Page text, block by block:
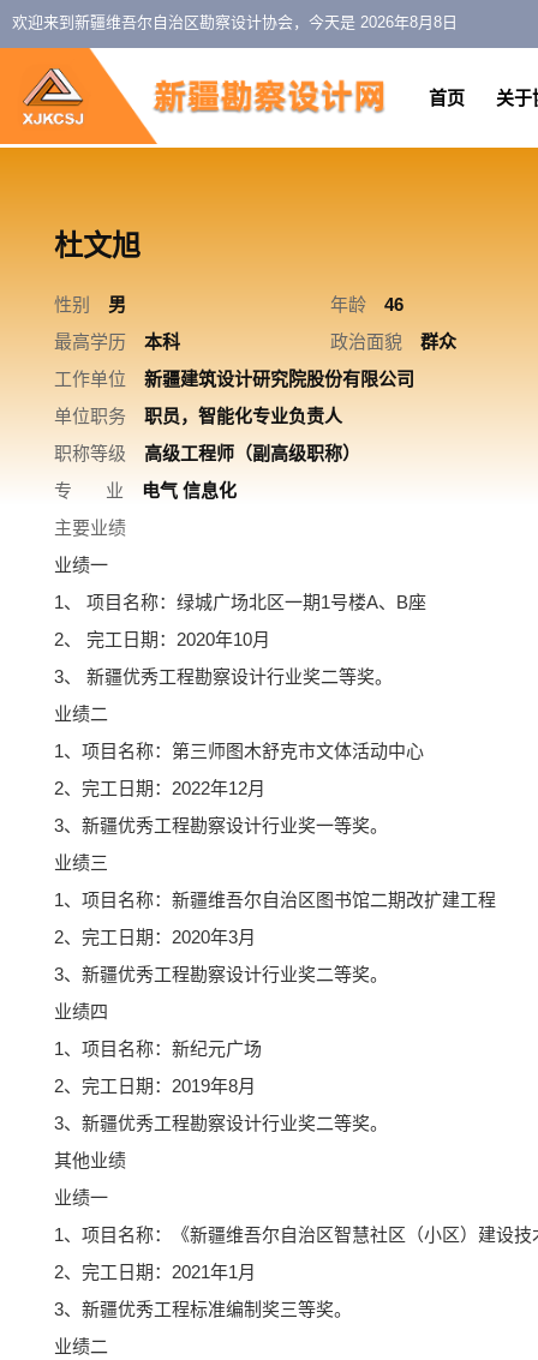
欢迎来到新疆维吾尔自治区勘察设计协会，今天是 2026年8月8日
首页 关于
杜文旭
性别 男 年龄
46
最高学历
本科 政治面貌
群众
工作单位
新疆建筑设计研究院股份有限公司
单位职务
职员，智能化专业负责人
职称等级
高级工程师（副高级职称）
专 业
电气 信息化
主要业绩
业绩一
1、 项目名称：绿城广场北区一期1号楼A、B座
2、 完工日期：2020年10月
3、 新疆优秀工程勘察设计行业奖二等奖。
业绩二
1、项目名称：第三师图木舒克市文体活动中心
2、完工日期：2022年12月
3、新疆优秀工程勘察设计行业奖一等奖。
业绩三
1、项目名称：新疆维吾尔自治区图书馆二期改扩建工程
2、完工日期：2020年3月
3、新疆优秀工程勘察设计行业奖二等奖。
业绩四
1、项目名称：新纪元广场
2、完工日期：2019年8月
3、新疆优秀工程勘察设计行业奖二等奖。
其他业绩
业绩一
1、项目名称：《新疆维吾尔自治区智慧社区（小区）建设
2、完工日期：2021年1月
3、新疆优秀工程标准编制奖三等奖。
业绩二